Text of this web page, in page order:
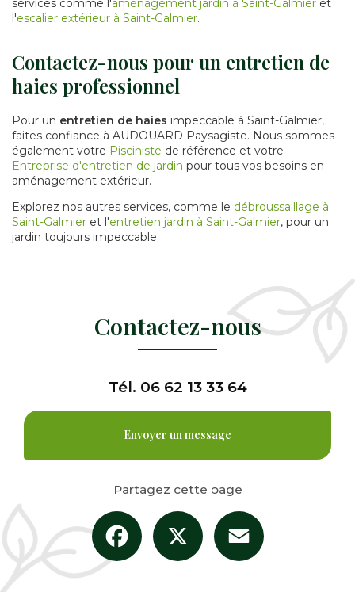
services comme l'aménagement jardin à Saint-Galmier et
l'escalier extérieur à Saint-Galmier.
Contactez-nous pour un entretien de
haies professionnel
Pour un entretien de haies impeccable à Saint-Galmier,
faites confiance à AUDOUARD Paysagiste. Nous sommes
également votre Pisciniste de référence et votre
Entreprise d'entretien de jardin pour tous vos besoins en
aménagement extérieur.
Explorez nos autres services, comme le débroussaillage à
Saint-Galmier et l'entretien jardin à Saint-Galmier, pour un
jardin toujours impeccable.
Contactez-nous
Tél. 06 62 13 33 64
Envoyer un message
Partagez cette page
Facebook